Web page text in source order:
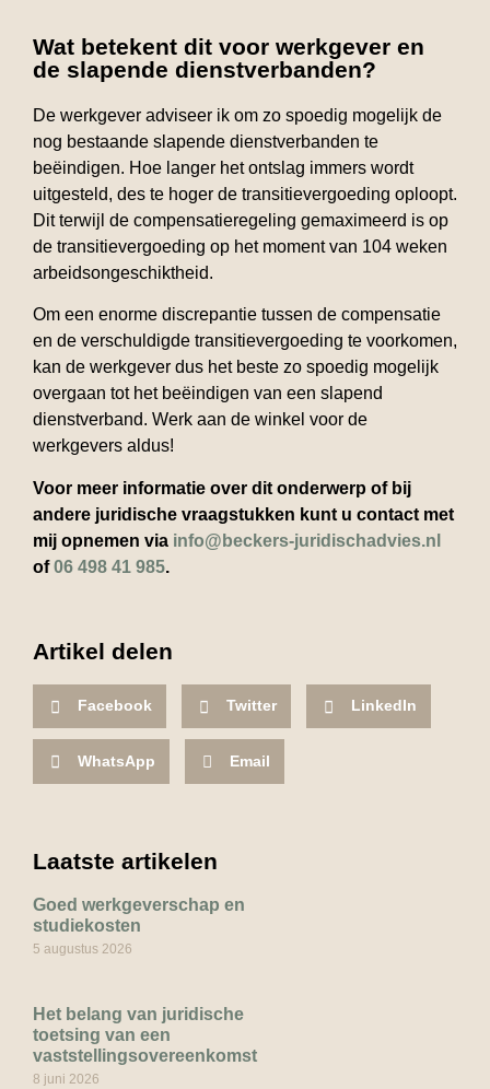
Wat betekent dit voor werkgever en
de slapende dienstverbanden?
De werkgever adviseer ik om zo spoedig mogelijk de
nog bestaande slapende dienstverbanden te
beëindigen. Hoe langer het ontslag immers wordt
uitgesteld, des te hoger de transitievergoeding oploopt.
Dit terwijl de compensatieregeling gemaximeerd is op
de transitievergoeding op het moment van 104 weken
arbeidsongeschiktheid.
Om een enorme discrepantie tussen de compensatie
en de verschuldigde transitievergoeding te voorkomen,
kan de werkgever dus het beste zo spoedig mogelijk
overgaan tot het beëindigen van een slapend
dienstverband. Werk aan de winkel voor de
werkgevers aldus!
Voor meer informatie over dit onderwerp of bij
andere juridische vraagstukken kunt u contact met
mij opnemen via info@beckers-juridischadvies.nl
of06 498 41 985.
Artikel delen
Facebook Twitter LinkedIn
WhatsApp Email
Laatste artikelen
Goed werkgeverschap en
studiekosten
5 augustus 2026
Het belang van juridische
toetsing van een
vaststellingsovereenkomst
8 juni 2026